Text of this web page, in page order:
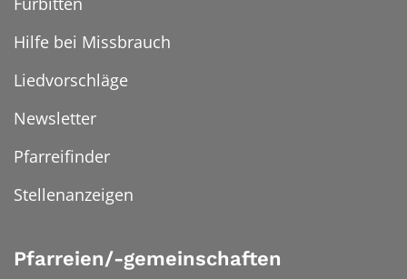
Hilfe bei Missbrauch
Liedvorschläge
Newsletter
Pfarreifinder
Stellenanzeigen
Pfarreien/-gemeinschaften